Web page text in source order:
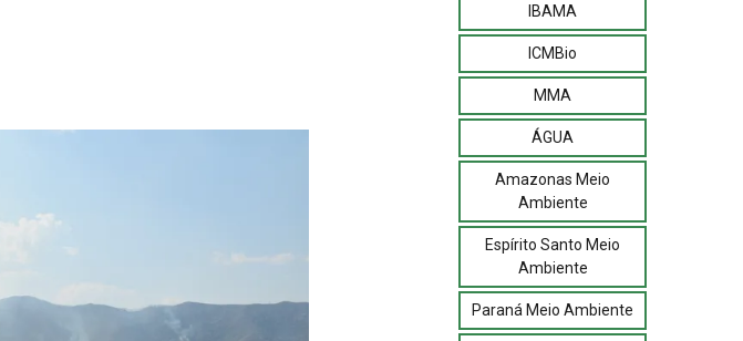
IBAMA
ICMBio
MMA
ÁGUA
Amazonas Meio
Ambiente
Espírito Santo Meio
Ambiente
Paraná Meio Ambiente